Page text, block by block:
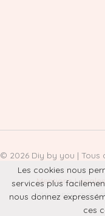
© 2026 Diy by you | Tous
Mentions Légales
Site conçu avec
Les cookies nous
services plus
nous donnez
ces